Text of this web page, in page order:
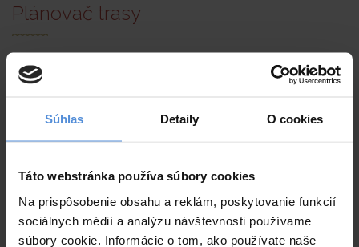
Súhlas Detaily O cookies
Táto webstránka používa súbory cookies
Na prispôsobenie obsahu a reklám, poskytovanie funkcií
sociálnych médií a analýzu návštevnosti používame
súbory cookie. Informácie o tom, ako používate naše
Plánovač trasy